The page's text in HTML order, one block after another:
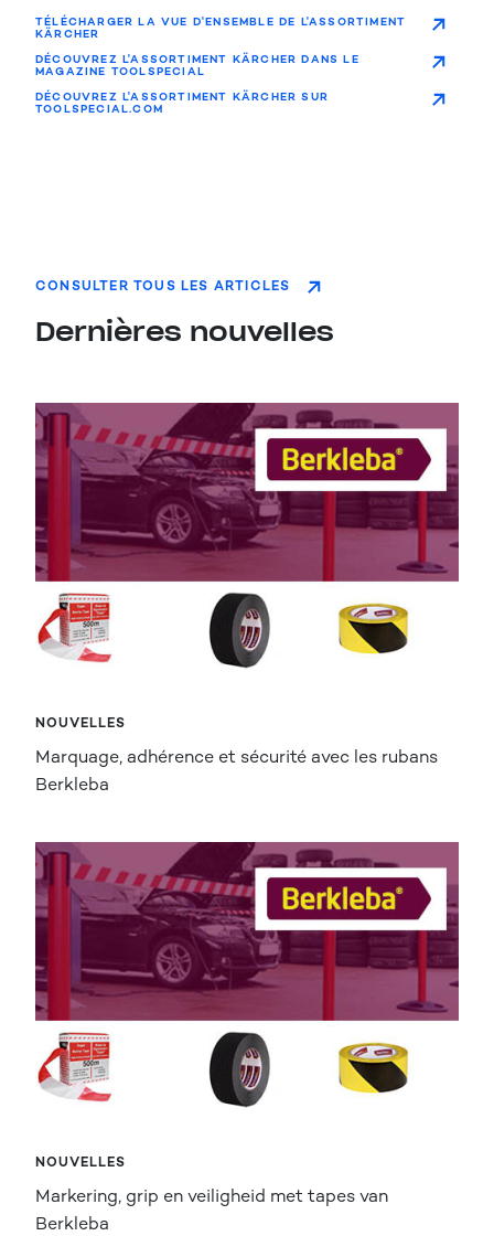
TÉLÉCHARGER LA VUE D'ENSEMBLE DE L'ASSORTIMENT
KÄRCHER
DÉCOUVREZ L'ASSORTIMENT KÄRCHER DANS LE
MAGAZINE TOOLSPECIAL
DÉCOUVREZ L'ASSORTIMENT KÄRCHER SUR
TOOLSPECIAL.COM
Dernières nouvelles
CONSULTER TOUS LES ARTICLES
NOUVELLES
Marquage, adhérence et sécurité avec les rubans
Berkleba
NOUVELLES
Markering, grip en veiligheid met tapes van
Berkleba